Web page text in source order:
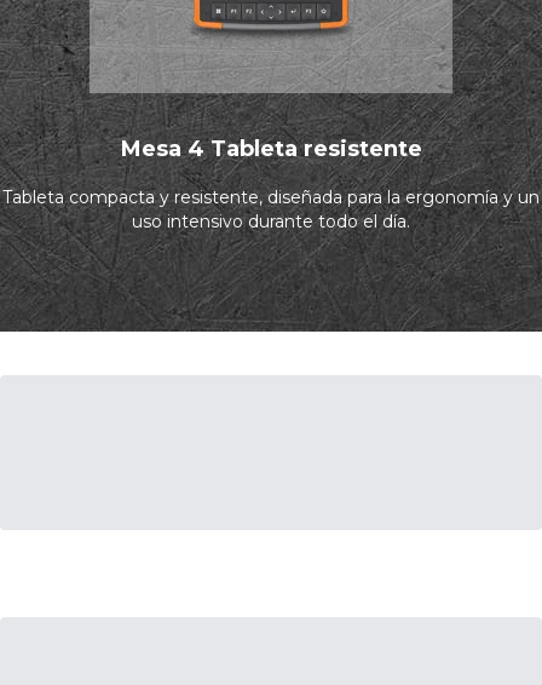
Mesa 4 Tableta resistente
Tableta compacta y resistente, diseñada para la ergonomía y un
uso intensivo durante todo el día.